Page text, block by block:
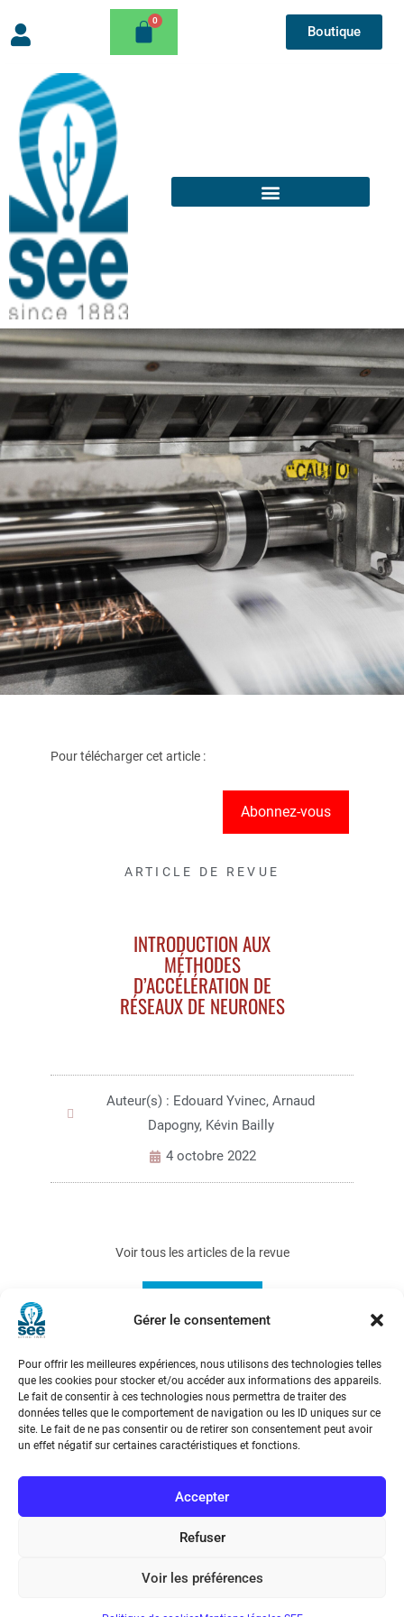
Gérer le consentement
Pour offrir les meilleures expériences, nous utilisons des technologies telles
que les cookies pour stocker et/ou accéder aux informations des appareils.
Le fait de consentir à ces technologies nous permettra de traiter des
données telles que le comportement de navigation ou les ID uniques sur ce
site. Le fait de ne pas consentir ou de retirer son consentement peut avoir
un effet négatif sur certaines caractéristiques et fonctions.
Accepter
Refuser
Voir les préférences
Boutique
Pour télécharger cet article :
Abonnez-vous
ARTICLE DE REVUE
INTRODUCTION AUX
MÉTHODES
D’ACCÉLÉRATION DE
RÉSEAUX DE NEURONES
Auteur(s) : Edouard Yvinec, Arnaud
Dapogny, Kévin Bailly
4 octobre 2022
Voir tous les articles de la revue
Société de l’Electricité, de l’Electronique et des Technologies
de l’Information et de la Communication
75116 Paris
Métro : « Boissière » Ligne 6 et « Iéna » Ligne 9